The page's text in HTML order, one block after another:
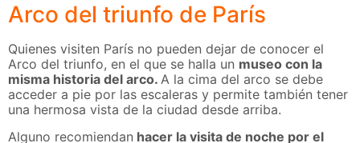
Arco del triunfo de París
Quienes visiten París no pueden dejar de conocer el
Arco del triunfo, en el que se halla un museo con la
misma historia del arco. A la cima del arco se debe
acceder a pie por las escaleras y permite también tener
una hermosa vista de la ciudad desde arriba.
Alguno recomiendan hacer la visita de noche por el